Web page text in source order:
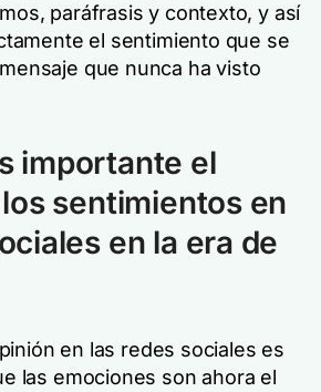
paráfrasis y contexto, y así
el sentimiento que se
que nunca ha visto
importante el
sentimientos en
en la era de
en las redes sociales es
las emociones son ahora el